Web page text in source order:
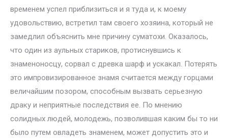
временем успел приблизиться и я туда и, к моему
удовольствию, встретил там своего хозяина, который не
замедлил объяснить мне причину суматохи. Оказалось,
что один из аульных стариков, протиснувшись к
знаменоносцу, сорвал с древка шарф и ускакал. Потерять
это импровизированное знамя считается между горцами
величайшим позором, способным вызвать серьезную
драку и неприятные последствия ее. По мнению
солидных людей, молодежь, позволившая каким бы то ни
было путем овладеть знаменем, может допустить это и